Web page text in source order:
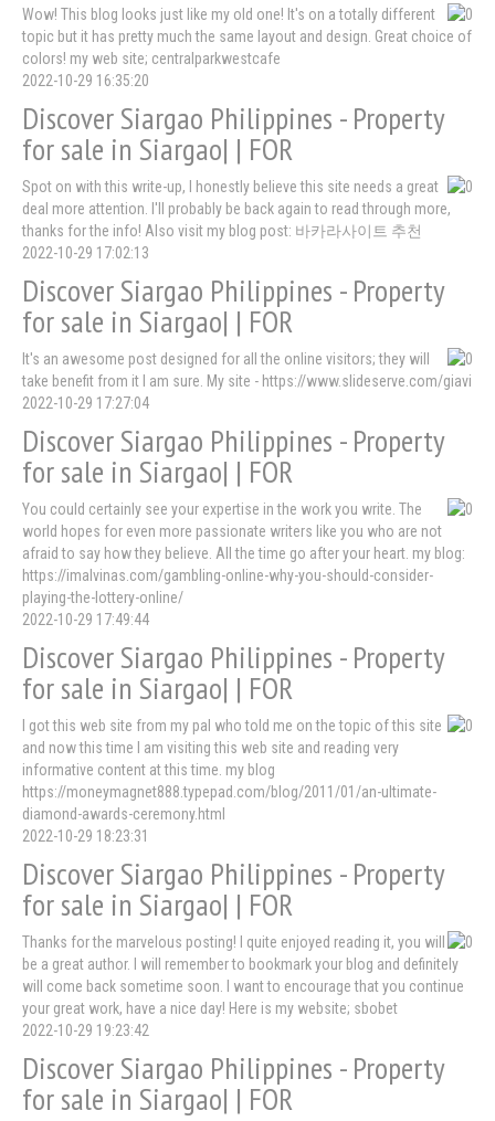
Wow! This blog looks just like my old one! It's on a totally different
topic but it has pretty much the same layout and design. Great choice of
colors! my web site; centralparkwestcafe
2022-10-29 16:35:20
Discover Siargao Philippines - Property
for sale in Siargao| | FOR
Spot on with this write-up, I honestly believe this site needs a great
deal more attention. I'll probably be back again to read through more,
thanks for the info! Also visit my blog post: 바카라사이트 추천
2022-10-29 17:02:13
Discover Siargao Philippines - Property
for sale in Siargao| | FOR
It's an awesome post designed for all the online visitors; they will
take benefit from it I am sure. My site - https://www.slideserve.com/giavi
2022-10-29 17:27:04
Discover Siargao Philippines - Property
for sale in Siargao| | FOR
You could certainly see your expertise in the work you write. The
world hopes for even more passionate writers like you who are not
afraid to say how they believe. All the time go after your heart. my blog:
https://imalvinas.com/gambling-online-why-you-should-consider-
playing-the-lottery-online/
2022-10-29 17:49:44
Discover Siargao Philippines - Property
for sale in Siargao| | FOR
I got this web site from my pal who told me on the topic of this site
and now this time I am visiting this web site and reading very
informative content at this time. my blog
https://moneymagnet888.typepad.com/blog/2011/01/an-ultimate-
diamond-awards-ceremony.html
2022-10-29 18:23:31
Discover Siargao Philippines - Property
for sale in Siargao| | FOR
Thanks for the marvelous posting! I quite enjoyed reading it, you will
be a great author. I will remember to bookmark your blog and definitely
will come back sometime soon. I want to encourage that you continue
your great work, have a nice day! Here is my website; sbobet
2022-10-29 19:23:42
Discover Siargao Philippines - Property
for sale in Siargao| | FOR